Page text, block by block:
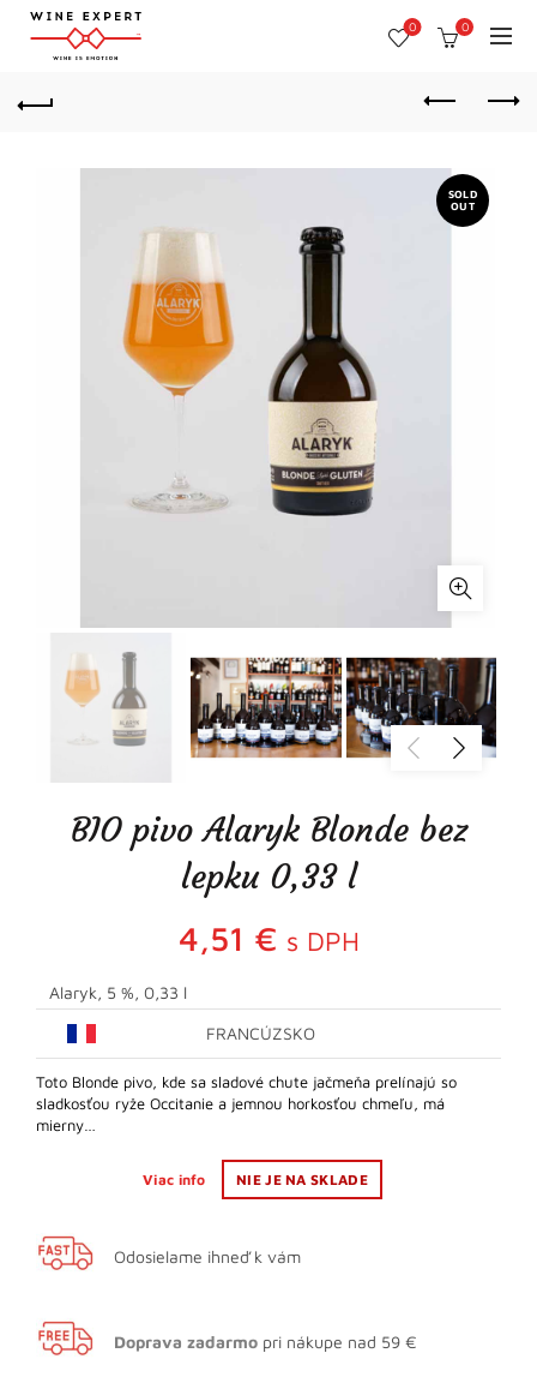
0 0
SOLD
OUT
BIO pivo Alaryk Blonde bez
lepku 0,33 l
4,51 € s DPH
Alaryk, 5 %, 0,33 l
FRANCÚZSKO
Toto Blonde pivo, kde sa sladové chute jačmeňa prelínajú so
sladkosťou ryže Occitanie a jemnou horkosťou chmeľu, má
mierny…
Viac info NIE JE NA SKLADE
Odosielame ihneď k vám
Doprava zadarmo pri nákupe nad 59 €